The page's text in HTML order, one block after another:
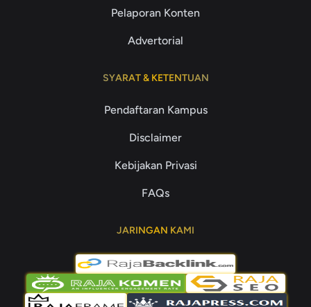
Pelaporan Konten
Advertorial
SYARAT & KETENTUAN
Pendaftaran Kampus
Disclaimer
Kebijakan Privasi
FAQs
JARINGAN KAMI